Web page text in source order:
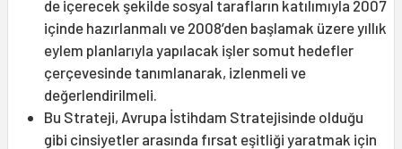
de içerecek şekilde sosyal tarafların katılımıyla 2007
içinde hazırlanmalı ve 2008’den başlamak üzere yıllık
eylem planlarıyla yapılacak işler somut hedefler
çerçevesinde tanımlanarak, izlenmeli ve
değerlendirilmeli.
Bu Strateji, Avrupa İstihdam Stratejisinde olduğu
gibi cinsiyetler arasında fırsat eşitliği yaratmak için